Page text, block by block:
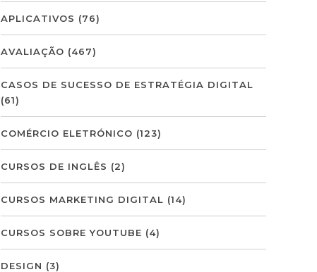
APLICATIVOS (76)
AVALIAÇÃO (467)
CASOS DE SUCESSO DE ESTRATÉGIA DIGITAL
(61)
COMÉRCIO ELETRÓNICO (123)
CURSOS DE INGLÊS (2)
CURSOS MARKETING DIGITAL (14)
CURSOS SOBRE YOUTUBE (4)
DESIGN (3)